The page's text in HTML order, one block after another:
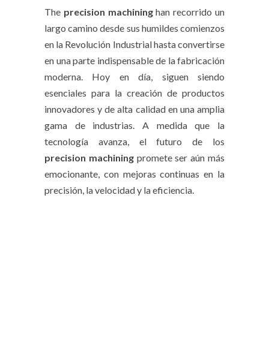
The precision machininghan recorrido un
largo camino desde sus humildes comienzos
en la Revolución Industrial hasta convertirse
en una parte indispensable de la fabricación
moderna. Hoy en día, siguen siendo
esenciales para la creación de productos
innovadores y de alta calidad en una amplia
gama de industrias. A medida que la
tecnología avanza, el futuro de los
precision machiningpromete ser aún más
emocionante, con mejoras continuas en la
precisión, la velocidad y la eficiencia.